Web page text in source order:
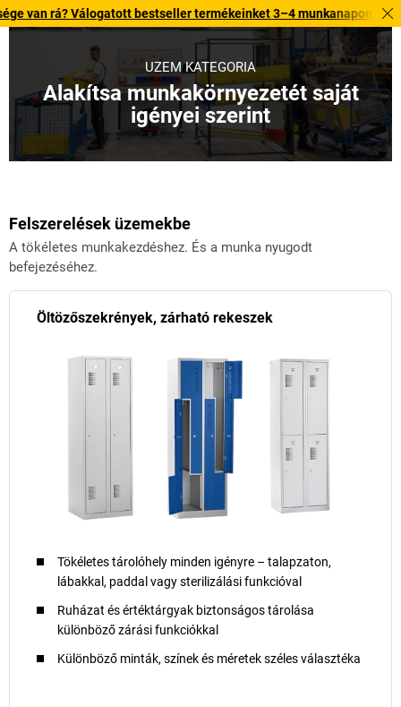
bestseller termékeinket 3–4 munkanapon belül
ÜZEM KATEGÓRIA
Alakítsa munkakörnyezetét saját
igényei szerint
Felszerelések üzemekbe
A tökéletes munkakezdéshez. És a munka nyugodt
befejezéséhez.
Öltözőszekrények, zárható rekeszek
Tökéletes tárolóhely minden igényre – talapzaton,
lábakkal, paddal vagy sterilizálási funkcióval
Ruházat és értéktárgyak biztonságos tárolása
különböző zárási funkciókkal
Különböző minták, színek és méretek széles választéka